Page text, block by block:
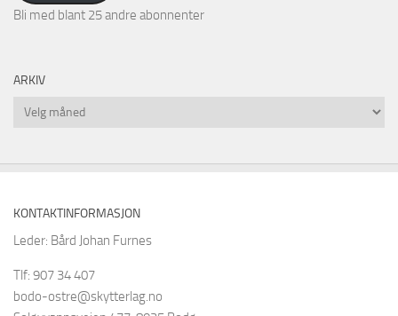
Bli med blant 25 andre abonnenter
ARKIV
Arkiv
KONTAKTINFORMASJON
Leder: Bård Johan Furnes
Tlf: 907 34 407
bodo-ostre@skytterlag.no